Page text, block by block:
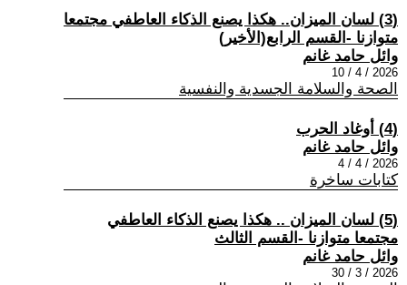
(3) لسان الميزان.. هكذا يصنع الذكاء العاطفي مجتمعا
متوازنا -القسم الرابع(الأخير)
وائل حامد غانم
2026 / 4 / 10
الصحة والسلامة الجسدية والنفسية
(4) أوغاد الحرب
وائل حامد غانم
2026 / 4 / 4
كتابات ساخرة
(5) لسان الميزان .. هكذا يصنع الذكاء العاطفي
مجتمعا متوازنا -القسم الثالث
وائل حامد غانم
2026 / 3 / 30